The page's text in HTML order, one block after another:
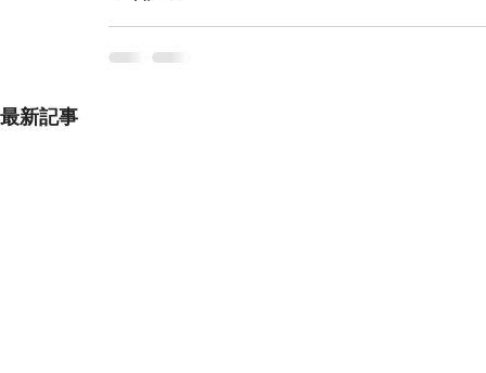
最新記事